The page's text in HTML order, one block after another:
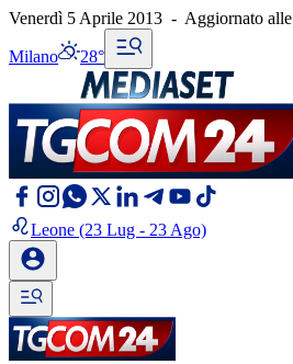
Venerdì 5 Aprile 2013 - Aggiornato alle
Milano 28°
Leone (23 Lug - 23 Ago)